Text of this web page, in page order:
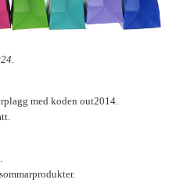
med koden out2014.